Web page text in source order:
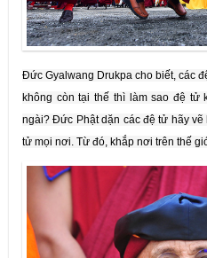
Đức Gyalwang Drukpa cho biết, các
không còn tại thế thì làm sao đệ
ngài? Đức Phật dặn các đệ tử hãy
tử mọi nơi. Từ đó, khắp nơi trên thế